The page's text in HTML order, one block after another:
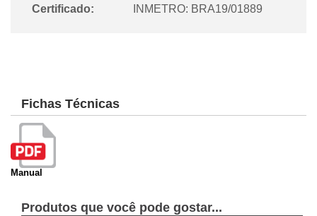
Certificado: INMETRO: BRA19/01889
Fichas Técnicas
Manual
Produtos que você pode gostar...